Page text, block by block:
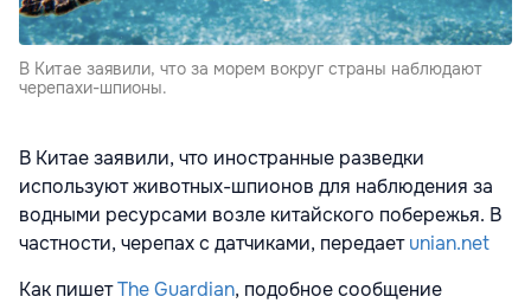
В Китае заявили, что за морем вокруг страны наблюдают
черепахи-шпионы.
В Китае заявили, что иностранные разведки
используют животных-шпионов для наблюдения за
водными ресурсами возле китайского побережья. В
частности, черепах с датчиками, передаетunian.net
Как пишетThe Guardian, подобное сообщение